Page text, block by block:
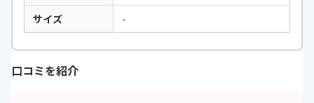
サイズ
-
口コミを紹介